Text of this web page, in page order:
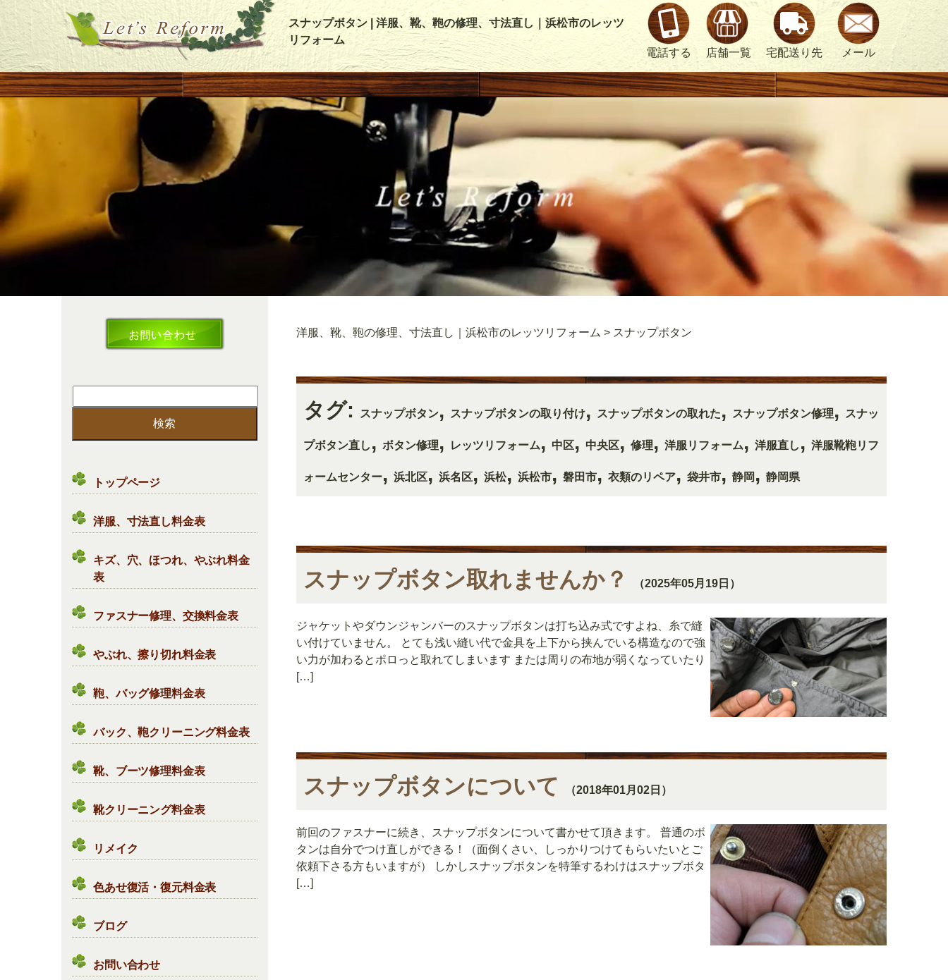
スナップボタン | 洋服、靴、鞄の修理、寸法直し｜浜松市のレッツ
リフォーム
電話する
店舗一覧 宅配送り先 メール
索:
トップページ
洋服、寸法直し料金表
キズ、穴、ほつれ、やぶれ料金
表
ファスナー修理、交換料金表
やぶれ、擦り切れ料金表
鞄、バッグ修理料金表
バック、鞄クリーニング料金表
靴、ブーツ修理料金表
靴クリーニング料金表
リメイク
色あせ復活・復元料金表
ブログ
お問い合わせ
洋服、靴、鞄の修理、寸法直し｜浜松市のレッツリフォーム > スナップボタン
タグ: スナップボタン, スナップボタンの取り付け, スナップボタンの取れた, スナップボタン修理, スナッ
プボタン直し , ボタン修理, レッツリフォーム, 中区, 中央区, 修理, 洋服リフォーム, 洋服直し , 洋服靴鞄リフ
ォームセンター, 浜北区, 浜名区, 浜松, 浜松市, 磐田市, 衣類のリペア, 袋井市, 静岡, 静岡県
スナップボタン取れませんか？ （2025年05月19日）
ジャケットやダウンジャンバーのスナップボタンは打ち込み式ですよね、糸で縫
い付けていません。 とても浅い縫い代で金具を上下から挟んでいる構造なので強
い力が加わるとポロっと取れてしまいます または周りの布地が弱くなっていたり
[…]
スナップボタンについて （2018年01月02日）
前回のファスナーに続き、スナップボタンについて書かせて頂きます。 普通のボ
タンは自分でつけ直しができる！（面倒くさい、しっかりつけてもらいたいとご
依頼下さる方もいますが） しかしスナップボタンを特筆するわけはスナップボタ
[…]